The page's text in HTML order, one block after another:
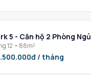
Park 5 - Căn hộ 2 Phòng Ngủ
12 • 88m²
/ tháng